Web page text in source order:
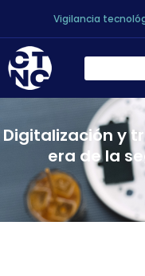
Vigilancia
Digitalización y
era de la